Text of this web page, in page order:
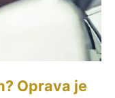
Oprava je